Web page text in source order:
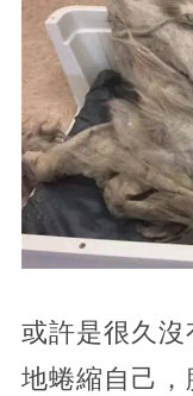
或許是很久
地蜷縮自己，